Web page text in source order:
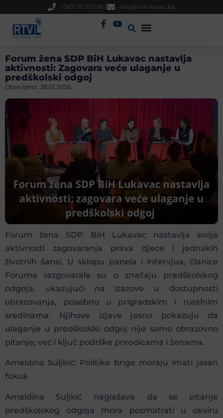
+387 35 553 967 info@rtvlukavac.ba
Forum žena SDP BiH Lukavac nastavlja
aktivnosti: Zagovara veće ulaganje u
predškolski odgoj
Objavljeno: 28.01.2026.
Forum žena SDP BiH Lukavac nastavlja svoje
aktivnosti zagovaranja prava djece i jednakih
životnih šansi. U sklopu panela i intervjua, članice
Foruma razgovarale su o značaju predškolskog
odgoja, ukazujući na izazove u dostupnosti
obrazovanja, posebno u prigradskim i ruralnim
sredinama. Njihove izjave jasno pokazuju da
ulaganje u predškolski odgoj nije samo obrazovno
pitanje, već i ključ podrške porodicama i ženama.
Ameldina Suljkić: Politike brige moraju imati jasan
fokus
Ameldina Suljkić naglašava da se pitanje
predškolskog odgoja mora posmatrati u okviru